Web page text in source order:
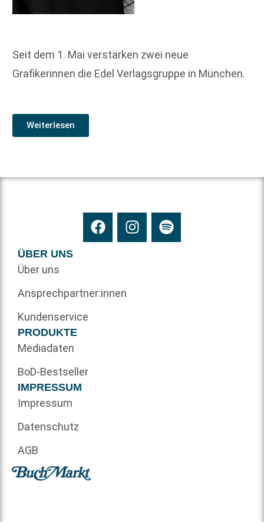
Seit dem 1. Mai verstärken zwei neue
Grafikerinnen die Edel Verlagsgruppe in München.
Weiterlesen
ÜBER UNS
Über uns
Ansprechpartner:innen
Kundenservice
PRODUKTE
Mediadaten
BoD-Bestseller
IMPRESSUM
Impressum
Datenschutz
AGB